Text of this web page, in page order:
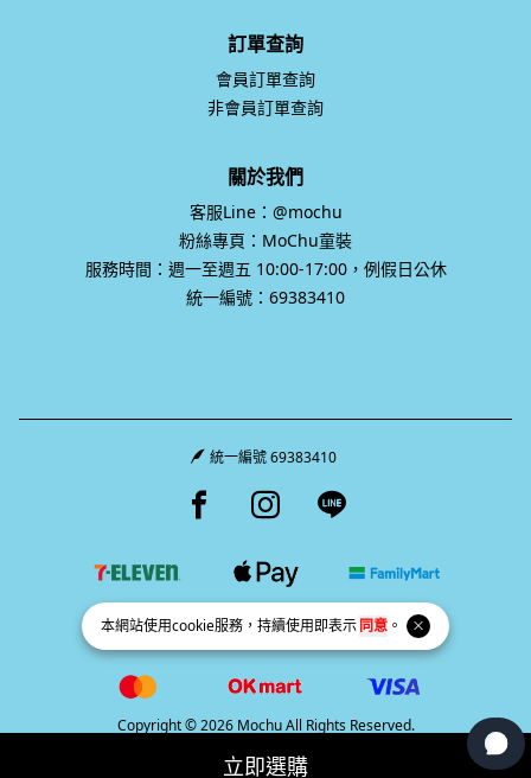
本網站使用cookie服務，持續使用即表示同意 。
立即選購
訂單查詢
會員訂單查詢
非會員訂單查詢
關於我們
客服Line：@mochu
粉絲專頁：MoChu童裝
服務時間：週一至週五 10:00-17:00，例假日公休
統一編號：69383410
統一編號 69383410
Facebook page
Instagram page
Line page
Copyright © 2026 Mochu All Rights Reserved.